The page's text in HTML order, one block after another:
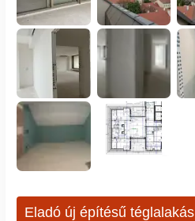
Eladó új építésű téglalakás